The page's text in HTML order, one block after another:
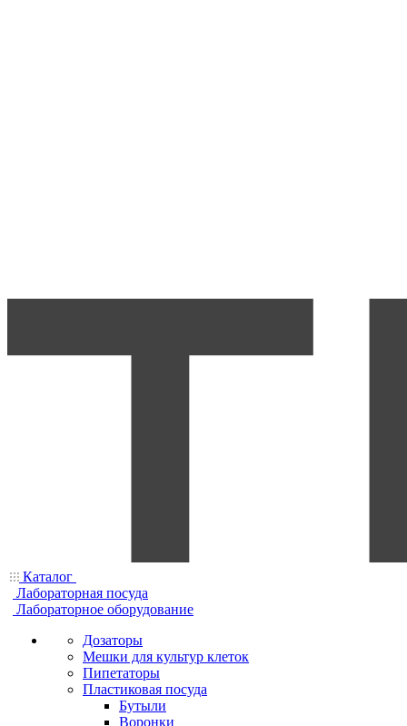
Каталог
Лабораторная посуда
Лабораторное оборудование
Дозаторы
Мешки для культур клеток
Пипетаторы
Пластиковая посуда
Бутыли
Воронки